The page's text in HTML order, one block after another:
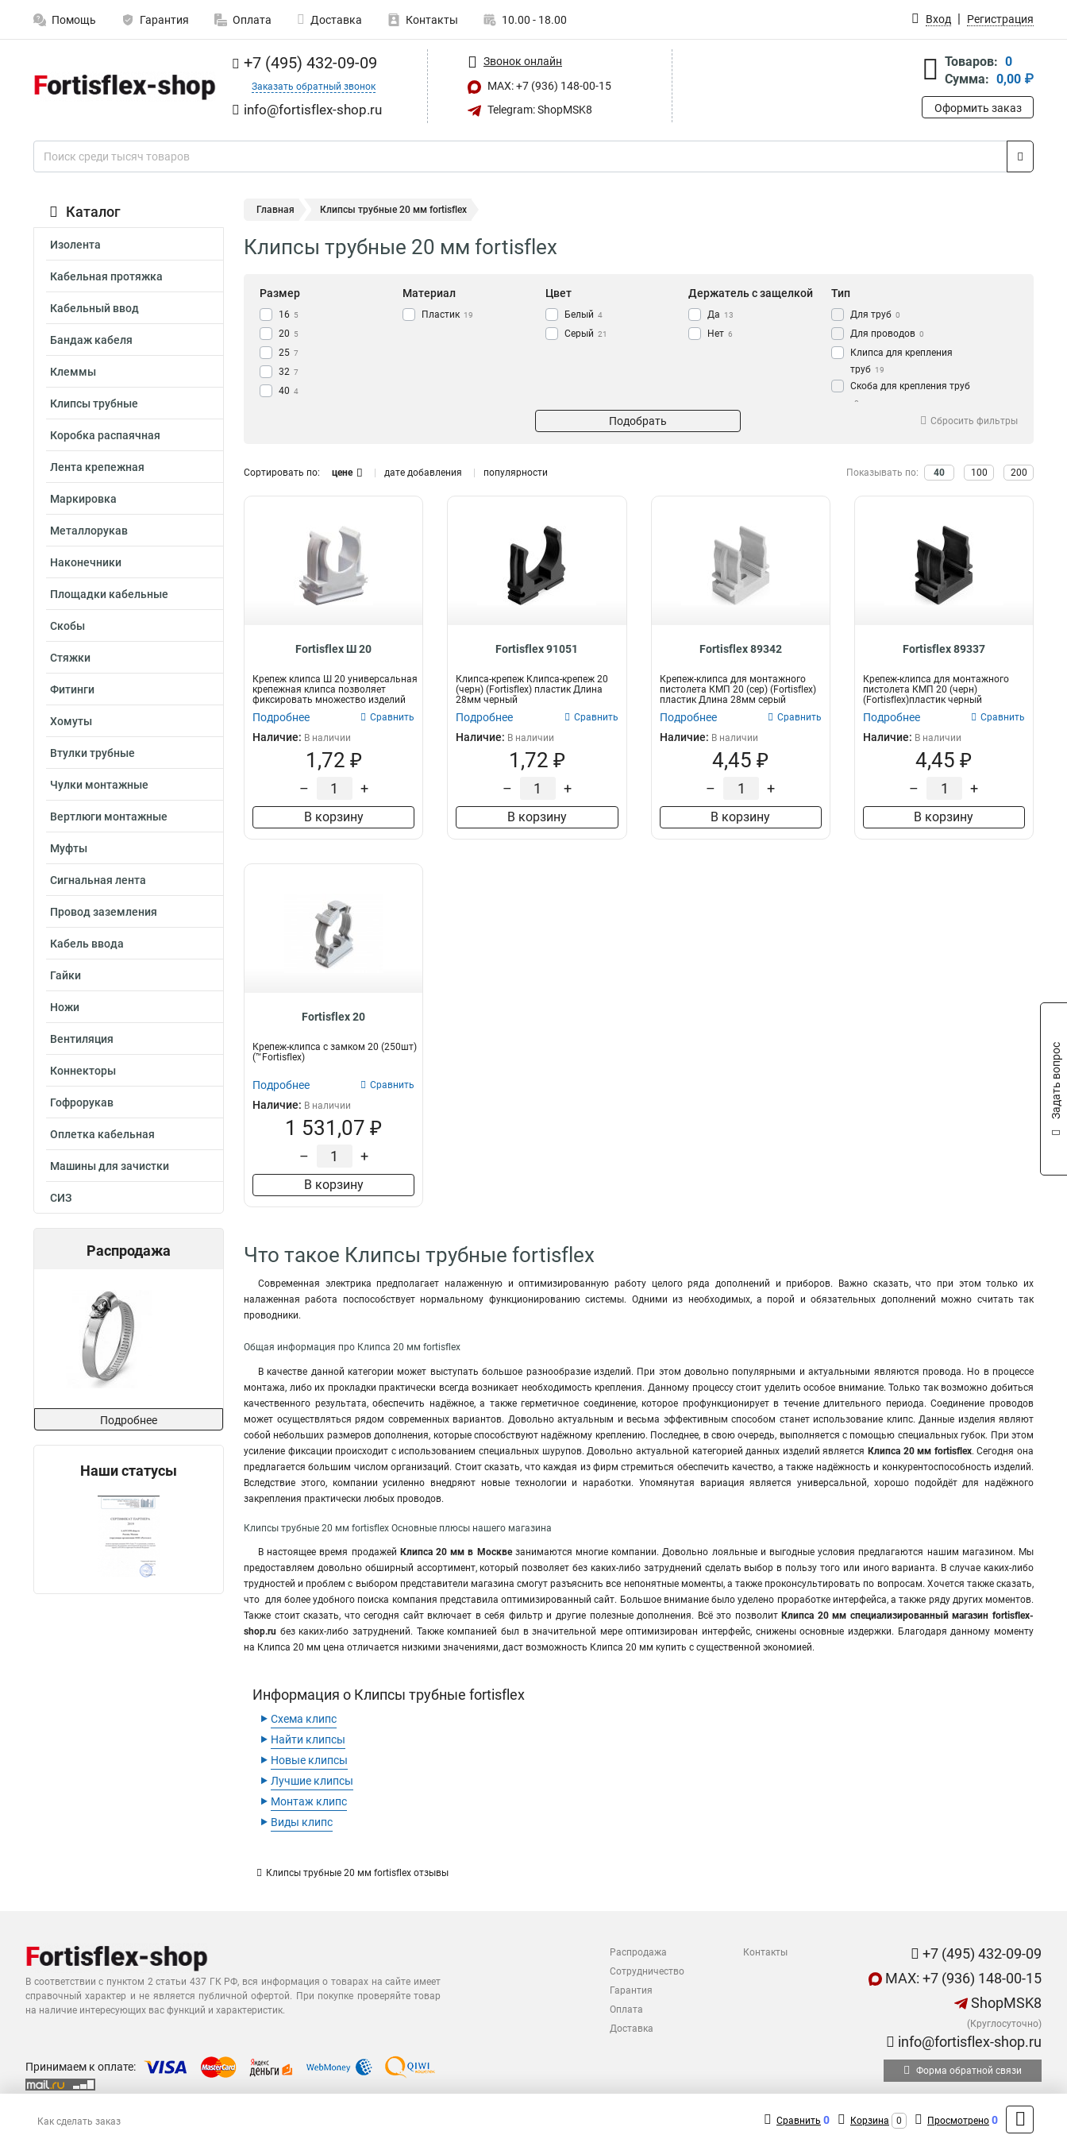
Помощь Гарантия Оплата Доставка Контакты 10.00 - 18.00 Вход Регистрация
+7 (495) 432-09-09
Заказать обратный звонок
info@fortisflex-shop.ru
Звонок онлайн
MAX: +7 (936) 148-00-15
Telegram: ShopMSK8
Товаров: 0
Сумма: 0,00 ₽
Оформить заказ
Каталог
Изолента
Кабельная протяжка
Кабельный ввод
Бандаж кабеля
Клеммы
Клипсы трубные
Коробка распаячная
Лента крепежная
Маркировка
Металлорукав
Наконечники
Площадки кабельные
Скобы
Стяжки
Фитинги
Хомуты
Втулки трубные
Чулки монтажные
Вертлюги монтажные
Муфты
Сигнальная лента
Провод заземления
Кабель ввода
Гайки
Ножи
Вентиляция
Коннекторы
Гофрорукав
Оплетка кабельная
Машины для зачистки
СИЗ
Распродажа
Подробнее
Наши статусы
Главная Клипсы трубные 20 мм fortisflex
Клипсы трубные 20 мм fortisflex
Размер
16 5
20 5
25 7
32 7
40 4
Материал
Пластик 19
Цвет
Белый 4
Серый 21
Держатель с защелкой
Да 13
Нет 6
Тип
Для труб 0
Для проводов 0
Клипса для крепления
труб 19
Скоба для крепления труб
0
Подобрать Сбросить фильтры
Сортировать по: цене дате добавления популярности Показывать по: 40 100 200
Fortisflex Ш 20
Крепеж клипса Ш 20 универсальная
крепежная клипса позволяет
фиксировать множество изделий
имеющ...
Подробнее Сравнить
Наличие: В наличии
1,72 ₽
– +
В корзину
Fortisflex 91051
Клипса-крепеж Клипса-крепеж 20
(черн) (Fortisflex) пластик Длина
28мм черный
Подробнее Сравнить
Наличие: В наличии
1,72 ₽
– +
В корзину
Fortisflex 89342
Крепеж-клипса для монтажного
пистолета КМП 20 (сер) (Fortisflex)
пластик Длина 28мм серый
Подробнее Сравнить
Наличие: В наличии
4,45 ₽
– +
В корзину
Fortisflex 89337
Крепеж-клипса для монтажного
пистолета КМП 20 (черн)
(Fortisflex)пластик черный
Подробнее Сравнить
Наличие: В наличии
4,45 ₽
– +
В корзину
Fortisflex 20
Крепеж-клипса с замком 20 (250шт)
(™Fortisflex)
Подробнее Сравнить
Наличие: В наличии
1 531,07 ₽
– +
В корзину
Что такое Клипсы трубные fortisflex
Современная электрика предполагает налаженную и оптимизированную работу целого ряда дополнений и приборов. Важно сказать, что при этом только их
налаженная работа поспособствует нормальному функционированию системы. Одними из необходимых, а порой и обязательных дополнений можно считать так
проводники.
Общая информация про Клипса 20 мм fortisflex
В качестве данной категории может выступать большое разнообразие изделий. При этом довольно популярными и актуальными являются провода. Но в процессе
монтажа, либо их прокладки практически всегда возникает необходимость крепления. Данному процессу стоит уделить особое внимание. Только так возможно добиться
качественного результата, обеспечить надёжное, а также герметичное соединение, которое профункционирует в течение длительного периода. Соединение проводов
может осуществляться рядом современных вариантов. Довольно актуальным и весьма эффективным способом станет использование клипс. Данные изделия являют
собой небольших размеров дополнения, которые способствуют надёжному креплению. Последнее, в свою очередь, выполняется с помощью специальных губок. При этом
усиление фиксации происходит с использованием специальных шурупов. Довольно актуальной категорией данных изделий является Клипса 20 мм fortisflex. Сегодня она
предлагается большим числом организаций. Стоит сказать, что каждая из фирм стремиться обеспечить качество, а также надёжность и конкурентоспособность изделий.
Вследствие этого, компании усиленно внедряют новые технологии и наработки. Упомянутая вариация является универсальной, хорошо подойдёт для надёжного
закрепления практически любых проводов.
Клипсы трубные 20 мм fortisflex Основные плюсы нашего магазина
В настоящее время продажей Клипса 20 мм в Москве занимаются многие компании. Довольно лояльные и выгодные условия предлагаются нашим магазином. Мы
предоставляем довольно обширный ассортимент, который позволяет без каких-либо затруднений сделать выбор в пользу того или иного варианта. В случае каких-либо
трудностей и проблем с выбором представители магазина смогут разъяснить все непонятные моменты, а также проконсультировать по вопросам. Хочется также сказать,
что для более удобного поиска компания представила оптимизированный сайт. Большое внимание было уделено проработке интерфейса, а также ряду других моментов.
Также стоит сказать, что сегодня сайт включает в себя фильтр и другие полезные дополнения. Всё это позволитКлипса 20 мм специализированный магазин fortisflex-
shop.ru без каких-либо затруднений. Также компанией был в значительной мере оптимизирован интерфейс, снижены основные издержки. Благодаря данному моменту
на Клипса 20 мм цена отличается низкими значениями, даст возможность Клипса 20 мм купить с существенной экономией.
Информация о Клипсы трубные fortisflex
‣ Схема клипс
‣ Найти клипсы
‣ Новые клипсы
‣ Лучшие клипсы
‣ Монтаж клипс
‣ Виды клипс
Клипсы трубные 20 мм fortisflex отзывы
В соответствии с пунктом 2 статьи 437 ГК РФ, вся информация о товарах на сайте имеет
справочный характер и не является публичной офертой. При покупке проверяйте товар
на наличие интересующих вас функций и характеристик.
Распродажа
Сотрудничество
Гарантия
Оплата
Доставка
Контакты
+7 (495) 432-09-09
MAX: +7 (936) 148-00-15
ShopMSK8
(Круглосуточно)
info@fortisflex-shop.ru
Принимаем к оплате: Форма обратной связи
Как сделать заказ Сравнить 0 Корзина 0 Просмотрено 0
Задать вопрос